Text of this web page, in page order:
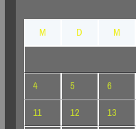
M
D M
4
5 6
11
12 13